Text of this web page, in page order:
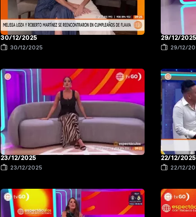
30/12/2025
30/12/2025
29/12/2025
29/12/
23/12/2025
23/12/2025
22/12/2025
22/12/